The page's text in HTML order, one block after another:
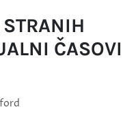
ČASOVI